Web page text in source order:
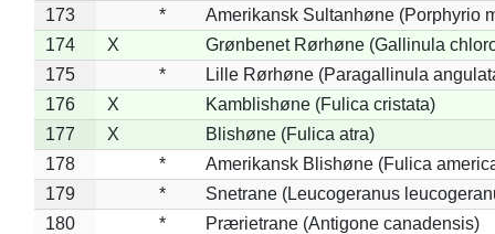
173
*
Amerikansk Sultanhøne (Porphyrio
174
X
Grønbenet Rørhøne (Gallinula
175
*
Lille Rørhøne (Paragallinula
176
X
Kamblishøne (Fulica cristata)
177
X
Blishøne (Fulica atra)
178
*
Amerikansk Blishøne (Fulica
179
*
Snetrane (Leucogeranus
180
*
Prærietrane (Antigone canadensis)